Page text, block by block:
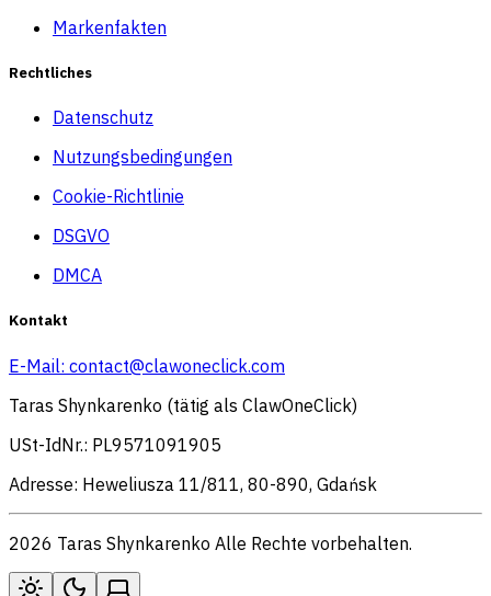
Markenfakten
Rechtliches
Datenschutz
Nutzungsbedingungen
Cookie-Richtlinie
DSGVO
DMCA
Kontakt
E-Mail: contact@clawoneclick.com
Taras Shynkarenko (tätig als ClawOneClick)
USt-IdNr.: PL9571091905
Adresse: Heweliusza 11/811, 80-890, Gdańsk
2026 Taras Shynkarenko Alle Rechte vorbehalten.